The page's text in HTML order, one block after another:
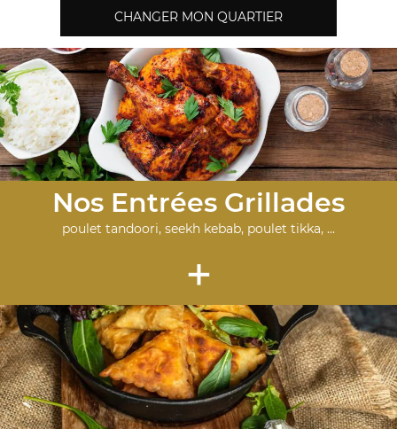
CHANGER MON QUARTIER
Nos Entrées Grillades
poulet tandoori, seekh kebab, poulet tikka, ...
+